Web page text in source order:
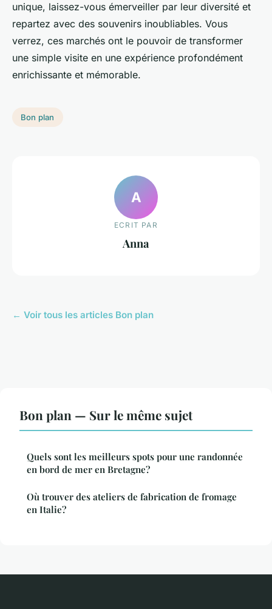
unique, laissez-vous émerveiller par leur diversité et
repartez avec des souvenirs inoubliables. Vous
verrez, ces marchés ont le pouvoir de transformer
une simple visite en une expérience profondément
enrichissante et mémorable.
Bon plan
A
ECRIT PAR
Anna
← Voir tous les articles Bon plan
Bon plan — Sur le même sujet
Quels sont les meilleurs spots pour une randonnée
en bord de mer en Bretagne?
Où trouver des ateliers de fabrication de fromage
en Italie?